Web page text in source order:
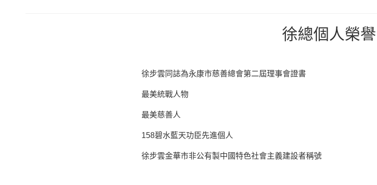
徐總個人榮譽
徐步雲同誌為永康市慈善總會第二屆理事會證書
最美統戰人物
最美慈善人
158碧水藍天功臣先進個人
徐步雲金華市非公有製中國特色社會主義建設者稱號